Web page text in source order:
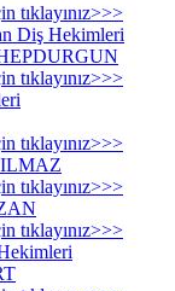
tıklayınız>>>
Diş Hekimleri
tıklayınız>>>
tıklayınız>>>
tıklayınız>>>
tıklayınız>>>